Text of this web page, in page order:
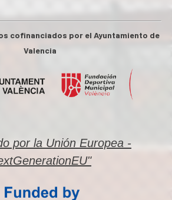
cofinanciados por el Ayuntamiento de
Valencia
por la Unión Europea -